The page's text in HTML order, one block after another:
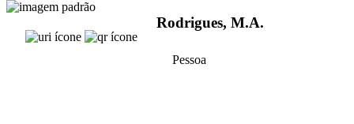
Rodrigues, M.A.
Pessoa